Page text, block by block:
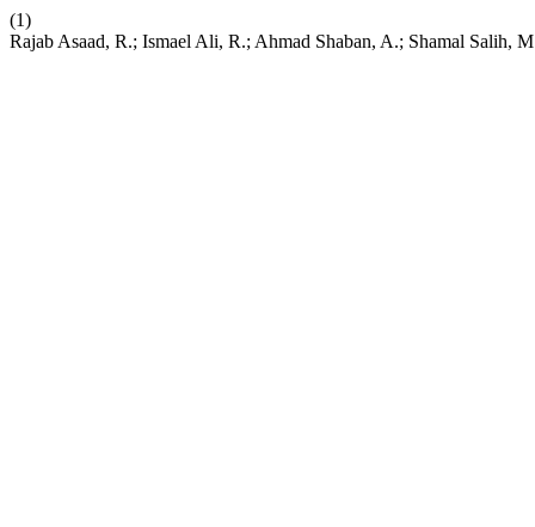
(1)
Rajab Asaad, R.; Ismael Ali, R.; Ahmad Shaban, A.; Shamal